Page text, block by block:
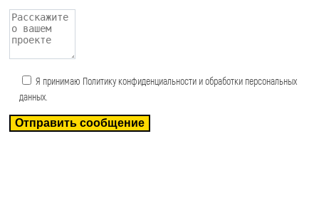
Я принимаю Политику конфиденциальности и обработки персональных
данных.